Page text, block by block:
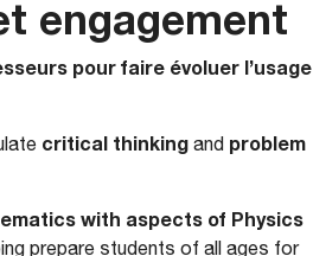
engagement
pour faire évoluer l’usage
critical thinking and problem
with aspects of Physics
prepare students of all ages for